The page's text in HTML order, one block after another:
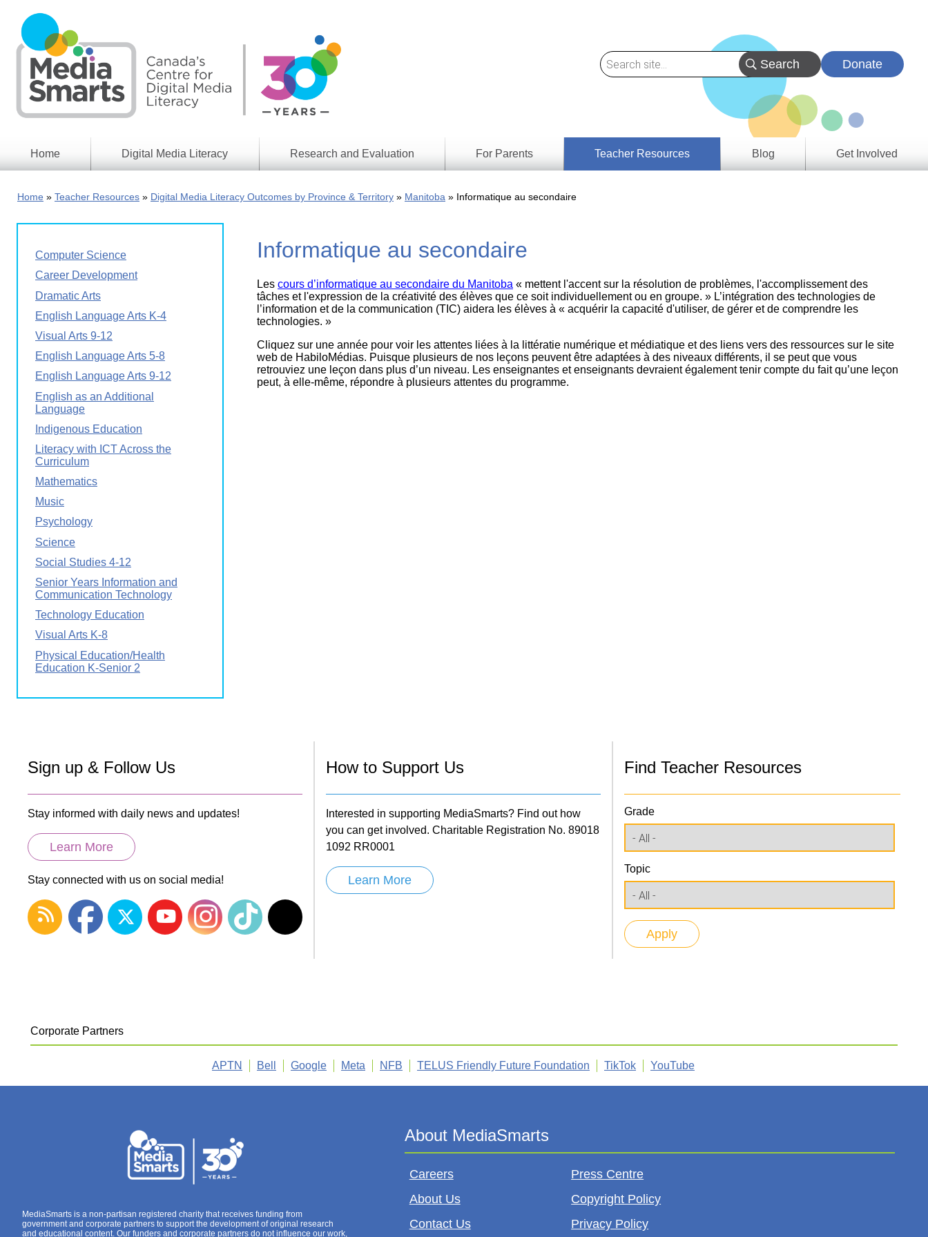
main
content
Donate
Home Digital Media Literacy
Information
Digital
Media
Literacy
Week
Research and Evaluation
Approach
Research
Young
Canadians
in a
Wireless
World
For Parents
Teacher Resources
& Territory
Digital
Media
Literacy
Media
Literacy
101
Digital
Blog Get Involved
Home Teacher Resources Digital Media Literacy Outcomes by Province & Territory Manitoba Informatique au secondaire
Informatique au secondaire
Les cours d’informatique au secondaire du Manitoba « mettent l'accent sur la résolution de problèmes, l'accomplissement des
tâches et l'expression de la créativité des élèves que ce soit individuellement ou en groupe. » L’intégration des technologies de
l’information et de la communication (TIC) aidera les élèves à « acquérir la capacité d'utiliser, de gérer et de comprendre les
technologies. »
Cliquez sur une année pour voir les attentes liées à la littératie numérique et médiatique et des liens vers des ressources sur le site
web de HabiloMédias. Puisque plusieurs de nos leçons peuvent être adaptées à des niveaux différents, il se peut que vous
retrouviez une leçon dans plus d’un niveau. Les enseignantes et enseignants devraient également tenir compte du fait qu’une leçon
peut, à elle-même, répondre à plusieurs attentes du programme.
Computer Science
Career Development
Dramatic Arts
English Language Arts K-4
Visual Arts 9-12
English Language Arts 5-8
English Language Arts 9-12
English as an Additional
Language
Indigenous Education
Literacy with ICT Across the
Curriculum
Mathematics
Music
Psychology
Science
Social Studies 4-12
Senior Years Information and
Communication Technology
Technology Education
Visual Arts K-8
Physical Education/Health
Education K-Senior 2
Sign up & Follow Us
Stay informed with daily news and updates!
Learn More
Stay connected with us on social media!
How to Support Us
Interested in supporting MediaSmarts? Find out how
you can get involved. Charitable Registration No. 89018
1092 RR0001
Learn More
Find Teacher Resources
Grade
Topic
Corporate Partners
APTN Bell Google Meta NFB TELUS Friendly Future Foundation TikTok YouTube
MediaSmarts is a non-partisan registered charity that receives funding from
government and corporate partners to support the development of original research
and educational content. Our funders and corporate partners do not influence our work,
Careers
About Us
Contact Us
Press Centre
Copyright Policy
Privacy Policy